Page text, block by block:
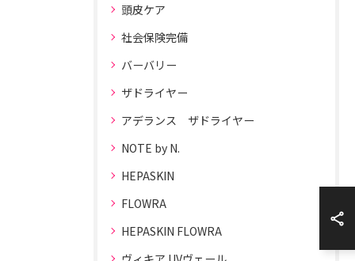
頭皮ケア
社会保険完備
バーバリー
ザドライヤー
アデランス ザドライヤー
NOTE by N.
HEPASKIN
FLOWRA
HEPASKIN FLOWRA